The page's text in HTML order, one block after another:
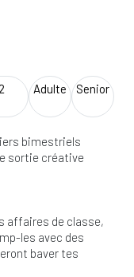
Adulte Senior
bimestriels
sortie créative
affaires de classe,
les avec des
baver tes